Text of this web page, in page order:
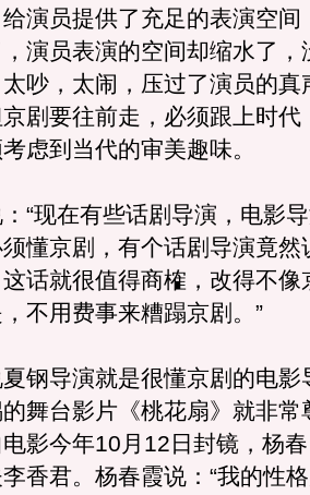
演员提供了充足的表演空间
演员表演的空间却缩水了，
吵，太闹，压过了演员的真
剧要往前走，必须跟上时代
虑到当代的审美趣味。
现在有些话剧导演，电影导
懂京剧，有个话剧导演竟然
话就很值得商榷，改得不像
不用费事来糟蹋京剧。”
导演就是很懂京剧的电影
舞台影片《桃花扇》就非常
影今年10月12日封镜，杨
香君。杨春霞说：“我的性